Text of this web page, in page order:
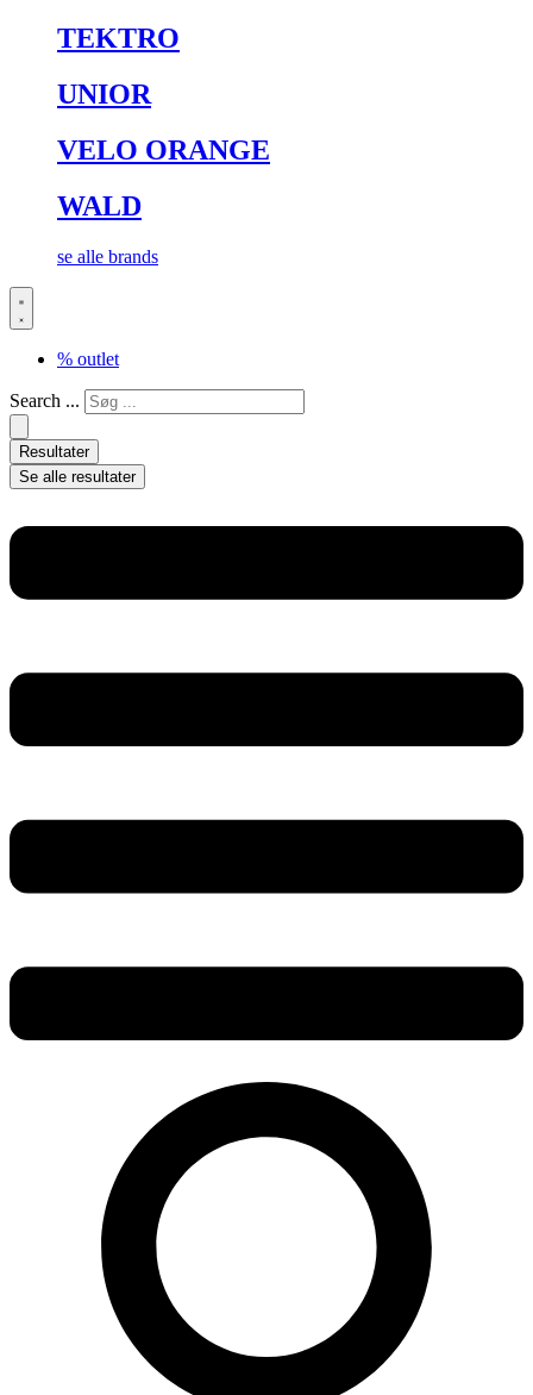
TEKTRO
UNIOR
VELO ORANGE
WALD
se alle brands
% outlet
Search ...
Resultater
Se alle resultater